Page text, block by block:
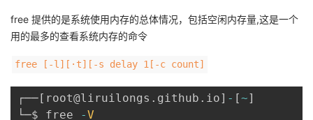
free 提供的是系统使用内存的总体情况，包括空闲内存量,这是一个
用的最多的查看系统内存的命令
free [-l][·t][-s delay 1[-c count]
┌──[ root@liruilongs . github . io] - [~]
└─$ free
-V